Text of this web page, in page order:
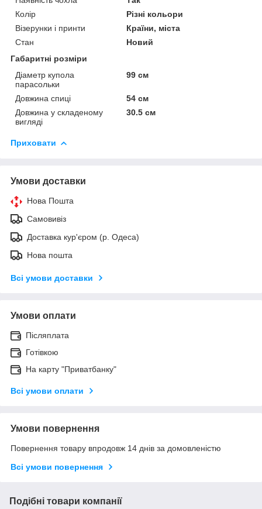
Колір
Різні кольори
Візерунки і принти
Країни, міста
Стан
Новий
Габаритні розміри
Діаметр купола
парасольки
99 см
Довжина спиці
54 см
Довжина у складеному
вигляді
30.5 см
Приховати
Умови доставки
Нова Пошта
Самовивіз
Доставка кур'єром (р. Одеса)
Нова пошта
Всі умови доставки
Умови оплати
Післяплата
Готівкою
На карту "Приватбанку"
Всі умови оплати
Умови повернення
Повернення товару впродовж 14 днів за домовленістю
Всі умови повернення
Подібні товари компанії